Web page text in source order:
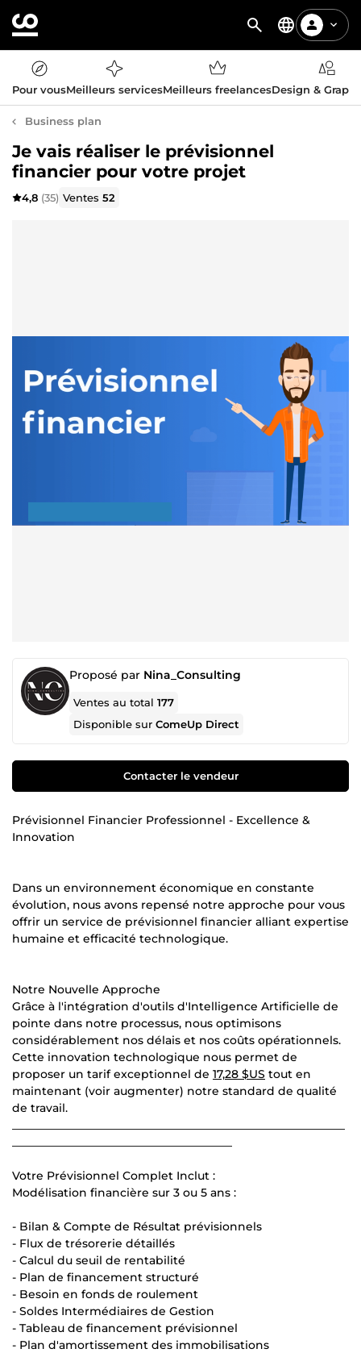
Pour vousMeilleurs servicesMeilleurs freelancesDesign &
Business plan
Je vais réaliser le prévisionnel
financier pour votre projet
4,8 (35) Ventes52
Proposé par Nina_Consulting
Ventes au total177
Disponible surComeUp Direct
Contacter le vendeur
Prévisionnel Financier Professionnel - Excellence &
Innovation
Dans un environnement économique en constante
évolution, nous avons repensé notre approche pour vous
offrir un service de prévisionnel financier alliant expertise
humaine et efficacité technologique.
Notre Nouvelle Approche
Grâce à l'intégration d'outils d'Intelligence Artificielle de
pointe dans notre processus, nous optimisons
considérablement nos délais et nos coûts opérationnels.
Cette innovation technologique nous permet de
proposer un tarif exceptionnel de 17,28 $US tout en
maintenant (voir augmenter) notre standard de qualité
de travail.
Votre Prévisionnel Complet Inclut :
Modélisation financière sur 3 ou 5 ans :
- Bilan & Compte de Résultat prévisionnels
- Flux de trésorerie détaillés
- Calcul du seuil de rentabilité
- Plan de financement structuré
- Besoin en fonds de roulement
- Soldes Intermédiaires de Gestion
- Tableau de financement prévisionnel
- Plan d'amortissement des immobilisations